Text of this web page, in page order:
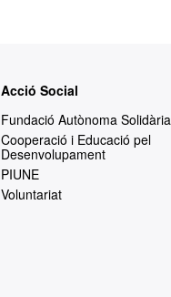
Acció Social
Fundació Autònoma Solidària
Cooperació i Educació pel
Desenvolupament
PIUNE
Voluntariat